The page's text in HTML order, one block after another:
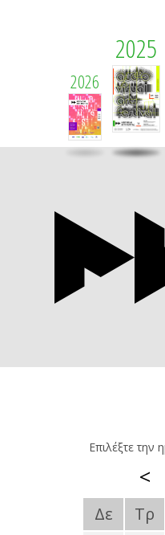
2026
2025
Επιλέξτε την
<
Δε Τρ